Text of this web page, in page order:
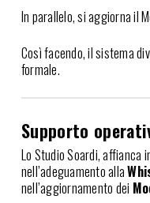
In parallelo, si aggiorna il
Così facendo, il sistema
formale.
Supporto
Lo Studio Soardi, affianca
nell’adeguamento alla
nell’aggiornamento dei